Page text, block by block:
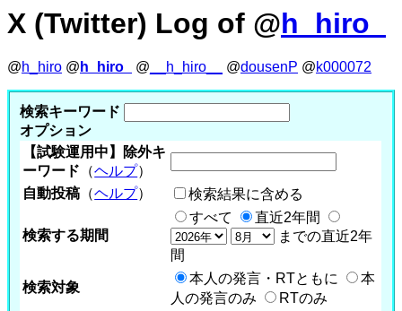
X (Twitter) Log of @h_hiro_
@h_hiro @ h_hiro_ @ __h_hiro__ @dousenP @k000072
検索キーワード
オプション
【試験運用中】除外キ
ーワード （ヘルプ）
自動投稿 （ヘルプ） 検索結果に含める
検索する期間
すべて
直近2年間
までの直近2年
間
検索対象
本人の発言・RTともに
本
人の発言のみ
RTのみ